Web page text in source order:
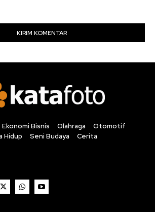
Ekonomi Bisnis Olahraga
Otomotif
Hidup
Seni Budaya Cerita